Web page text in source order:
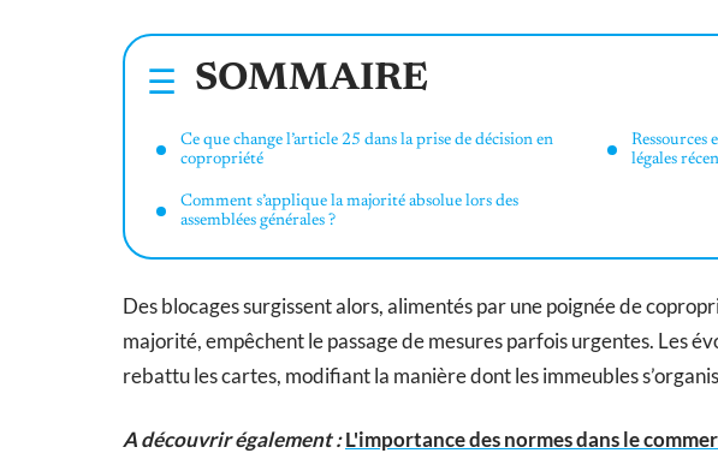
SOMMAIRE
Ce que change l’article 25 dans la prise de décision en
copropriété
Comment s’applique la majorité absolue lors des
assemblées générales ?
Ressources
légales
Des blocages surgissent alors, alimentés par une poignée de
majorité, empêchent le passage de mesures parfois urgentes. Les
rebattu les cartes, modifiant la manière dont les immeubles
A découvrir également :L'importance des normes dans le